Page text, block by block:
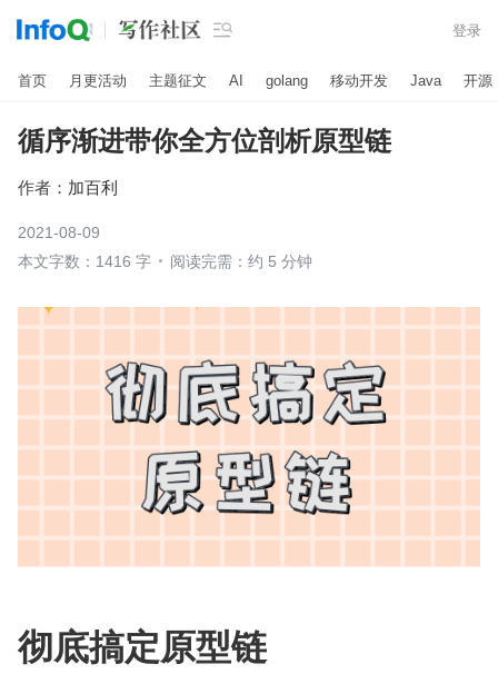
 登录
首页 月更活动 主题征文 AI golang 移动开发 Java 开源
循序渐进带你全方位剖析原型链
作者： 加百利
2021-08-09
本文字数：1416 字
阅读完需：约 5 分钟
彻底搞定原型链